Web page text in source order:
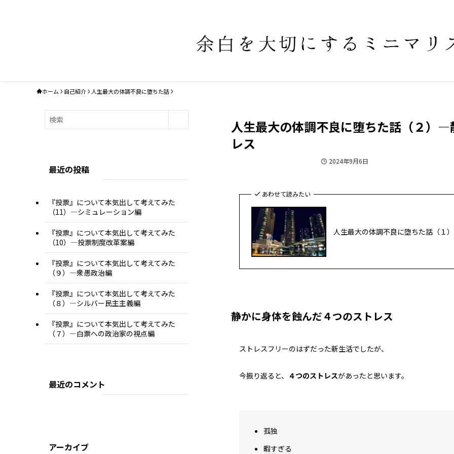
ホーム 自己紹介 人生最大の体調不良に堕ちた話
人生最大の体調不良に堕ちた話（２）
レス
2024年9月6日
あわせて読みたい
人生最大の体調不良に堕ちた話（１
静かに身体を蝕んだ４つのストレス
ストレスフリーのはずだった新生活でしたが、
今振り返ると、 ４つのストレスがあったと思います。
孤独
暇すぎる
最近の投稿
『投票』について本気出して考えてみた
（11）―シミュレーション編
『投票』について本気出して考えてみた
（10）―投票制度改革案編
『投票』について本気出して考えてみた
（９）―衆愚政治編
『投票』について本気出して考えてみた
（８）―シルバー民主主義編
『投票』について本気出して考えてみた
（７）―白票への政治家の視点編
最近のコメント
アーカイブ